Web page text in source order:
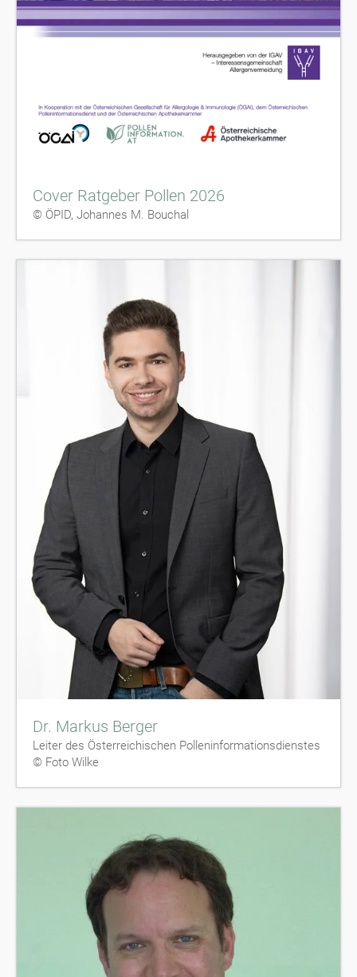
Cover Ratgeber Pollen 2026
© ÖPID, Johannes M. Bouchal
Dr. Markus Berger
Leiter des Österreichischen Polleninformationsdienstes
© Foto Wilke